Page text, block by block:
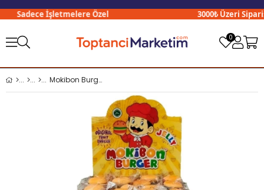
Sadece İşletmelere Özel 3000₺ Üzeri
0
Mokibon Burger Jelly Yumuşak Şeker 31 Gr x24 lü Paket